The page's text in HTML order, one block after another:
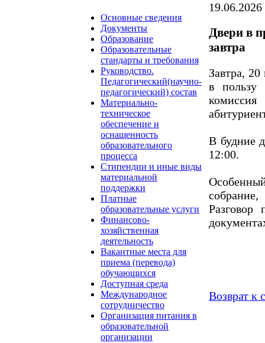
Основные сведения
Документы
Образование
Образовательные
стандарты и требования
Руководство.
Педагогический(научно-
педагогический) состав
Материально-
техническое
обеспечение и
оснащенность
образовательного
процесса
Стипендии и иные виды
материальной
поддержки
Платные
образовательные услуги
Финансово-
хозяйственная
деятельность
Вакантные места для
приема (перевода)
обучающихся
Доступная среда
Международное
сотрудничество
Организация питания в
образовательной
организации
19.06.2026
Двери в
завтра
Завтра,
в пользу
В будние
12:00.
Разговор
Возврат к